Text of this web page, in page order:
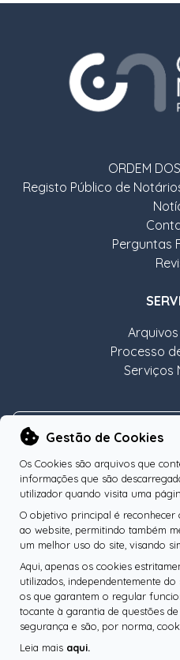
Gestão de Cookies
Os Cookies são arquivos que
informações que são
utilizador quando visita uma
O objetivo principal é reconhecer
ao website, permitindo também
um melhor uso do site, visando
Aqui, apenas os cookies
utilizados, independentemente
os que garantem o regular
tocante à garantia de questões
segurança e são, por norma,
Leia mais aqui.
ORDEM
Registo Público de
Perguntas
Processo
Serviços
Subscreva a nossa